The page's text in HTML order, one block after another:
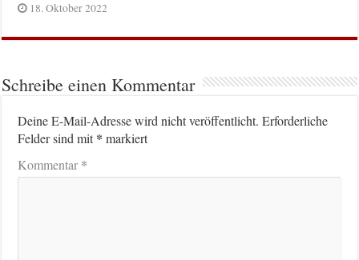
18. Oktober 2022
Schreibe einen Kommentar
Deine E-Mail-Adresse wird nicht veröffentlicht. Erforderliche
Felder sind mit* markiert
Kommentar*